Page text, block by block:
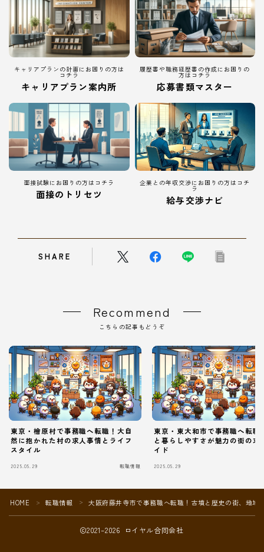
Follow Me
キャリアプランの計画にお困りの方は
コチラ
キャリアプラン案内所
履歴書や職務経歴書の作成にお困りの
方はコチラ
応募書類マスター
面接試験にお困りの方はコチラ
面接のトリセツ
企業との年収交渉にお困りの方はコチ
ラ
給与交渉ナビ
SHARE
Recommend
こちらの記事もどうぞ
東京・檜原村で事務職へ転職！大自
然に抱かれた村の求人事情とライフ
スタイル
2025.05.29 転職情報
東京・東大和市で事務職へ転職
と暮らしやすさが魅力の街の求
イド
2025.05.29
HOME ＞ 転職情報 ＞ 大阪府藤井寺市で事務職へ転職！古墳と歴史の街、地域
2021–2026 ロイヤル合同会社